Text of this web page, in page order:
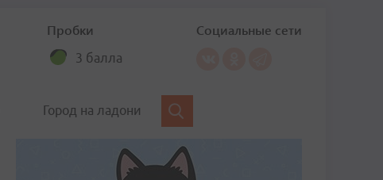
Пробки
3 балла
Социальные сети
Город на ладони